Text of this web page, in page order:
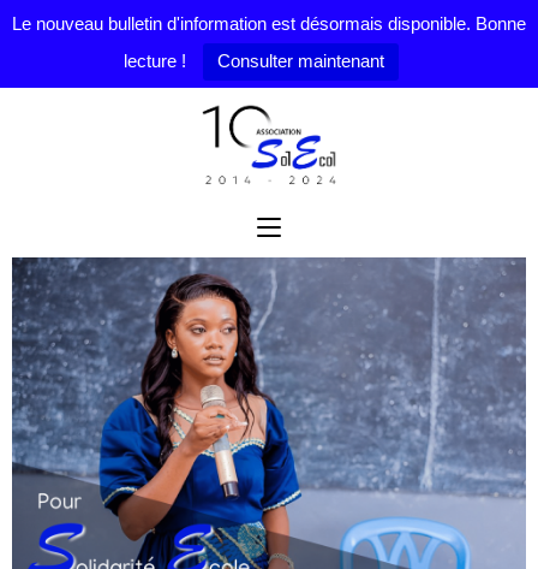
Le nouveau bulletin d'information est désormais disponible. Bonne
lecture !
Consulter maintenant